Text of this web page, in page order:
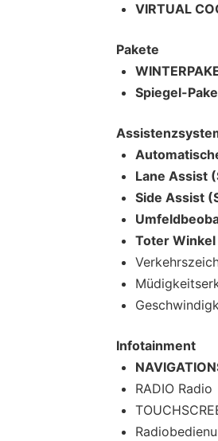
VIRTUAL
Pakete
Spiegel-
Lane Assist
Side Assist
Toter
Infotainment
RADIO Radio